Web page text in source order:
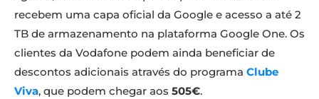
recebem uma capa oficial da Google e acesso a até 2
TB de armazenamento na plataforma Google One. Os
clientes da Vodafone podem ainda beneficiar de
descontos adicionais através do programa Clube
Viva, que podem chegar aos 505€.